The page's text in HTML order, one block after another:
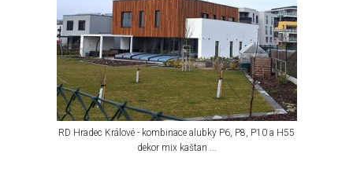
RD Hradec Králové - kombinace alubky P6, P8, P10 a H55
dekor mix kaštan ...